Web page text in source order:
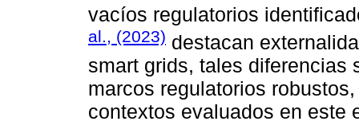
vacíos regulatorios
al., (2023) destacan
smart grids, tales diferencias
marcos regulatorios
contextos evaluados en este